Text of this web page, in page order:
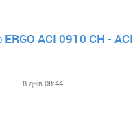
ACI 0910 CH - ACI
8 днів 08:44